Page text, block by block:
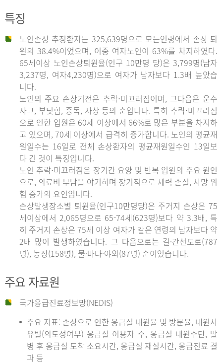
특징
노인손상 추정환자는 325,639명으로 모든연령에서 손상 퇴
원의 38.4%이었으며, 이중 여자노인이 63%를 차지하였다.
65세이상 노인손상퇴원율(인구 10만명 당)은 3,799명(남자
3,237명, 여자4,230명)으로 여자가 남자보다 1.3배 높았습
니다.
노인의 주요 손상기전은 추락⋅미끄러짐이며, 그다음은 운수
사고, 부딪힘, 중독, 자상 등의 순입니다. 특히 추락⋅미끄러짐
으로 인한 입원은 60세 이상에서 66%로 많은 부분을 차지하
고 있으며, 70세 이상에서 급격히 증가합니다. 노인의 평균재
원일수는 16일로 전체 손상환자의 평균재원일수인 13일보
다 긴 것이 특징입니다.
노인 추락⋅미끄러짐은 장기간 요양 및 반복 입원의 주요 원인
으로, 의료비 부담을 야기하며 장기적으로 체력 손실, 사망 위
험 증가의 요인입니다.
손상발생장소별 퇴원율(인구10만명당)은 주거지 손상은 75
세이상에서 2,065명으로 65-74세(623명)보다 약 3.3배, 특
히 주거지 손상은 75세 이상 여자가 같은 연령의 남자보다 약
2배 많이 발생하였습니다. 그 다음으로는 길·간선도로(787
명), 농장(158명), 물·바다·야외(87명) 순이었습니다.
주요 자료원
국가응급진료정보망(NEDIS)
주요 지표: 손상으로 인한 응급실 내원율 및 방문율, 내원사
유별(의도성여부) 응급실 이용자 수, 응급실 내원수단, 발
병 후 응급실 도착 소요시간, 응급실 재실시간, 응급진료 결
과 등